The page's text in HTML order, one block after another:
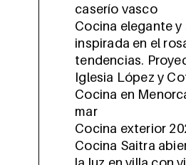
caserío vasco
Cocina elegante
inspirada en el
tendencias.
Iglesia López y
Cocina en
mar
Cocina exterior
Cocina Saitra